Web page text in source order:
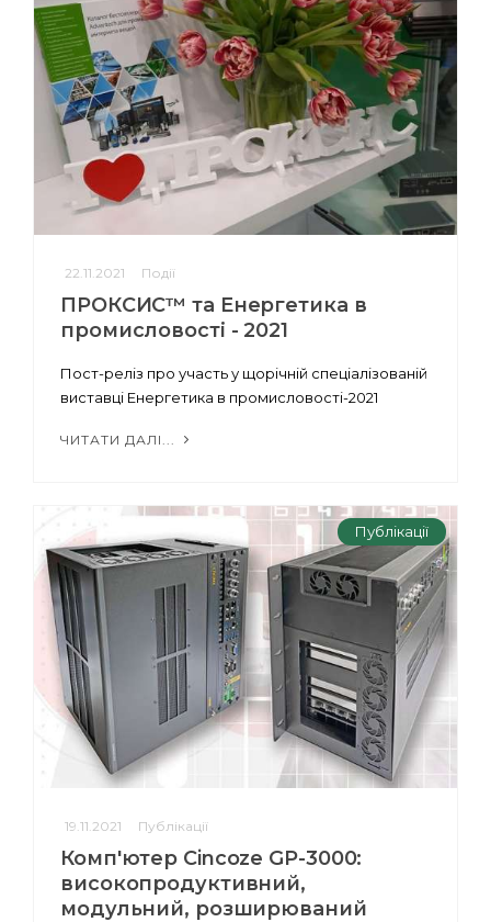
22.11.2021 Події
ПРОКСИС™ та Енергетика в
промисловості - 2021
Пост-реліз про участь у щорічній спеціалізованій
виставці Енергетика в промисловості-2021
ЧИТАТИ ДАЛІ...
Публікації
19.11.2021 Публікації
Комп'ютер Cincoze GP-3000:
високопродуктивний,
модульний, розширюваний